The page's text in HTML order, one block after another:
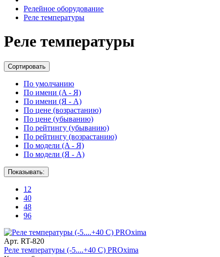
Релейное оборудование
Реле температуры
Реле температуры
Сортировать
По умолчанию
По имени (A - Я)
По имени (Я - A)
По цене (возрастанию)
По цене (убыванию)
По рейтингу (убыванию)
По рейтингу (возрастанию)
По модели (A - Я)
По модели (Я - A)
Показывать:
12
40
48
96
Арт. RT-820
Реле температуры (-5....+40 С) PROxima